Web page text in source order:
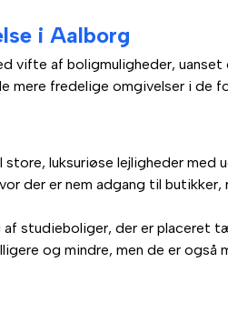
i Aalborg
vifte af boligmuligheder,
fredelige omgivelser i de
luksuriøse lejligheder med
der er nem adgang til
studieboliger, der er placeret
og mindre, men de er